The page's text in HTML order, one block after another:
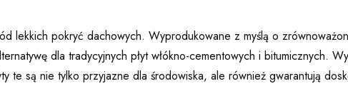
lekkich pokryć dachowych. Wyprodukowane z myślą o
dla tradycyjnych płyt włókno-cementowych i bitumicznych.
te są nie tylko przyjazne dla środowiska, ale również gwarantują